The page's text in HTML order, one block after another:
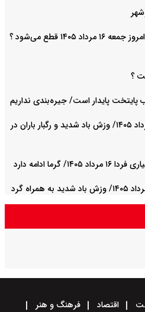
چرا برق در کهگیلویه و بویر احمد امروز جمعه ۱۶ مرداد ۱۴۰۵ قطع می‌شود ؟
؟
پایدار است/ جیره‌بندی نداریم
پیش بینی هوای کرمان فردا ۱۶ مرداد ۱۴۰۵/ وزش باد شدید و رگبار باران در
ادامه دارد
پیش بینی هوای همدان فردا ۱۶ مرداد ۱۴۰۵/ وزش باد شدید به همراه گرد
اقتصاد
فرهنگ و هنر